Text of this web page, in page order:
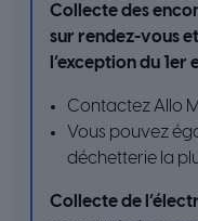
Collecte des
sur rendez-vous
l’exception du 1er
Contactez Allo
Vous pouvez
déchetterie la
Collecte de